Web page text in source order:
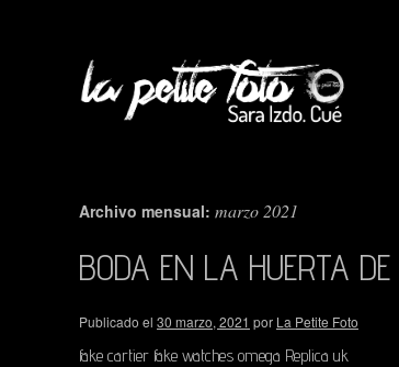
Archivo mensual: marzo 2021
BODA EN LA HUERTA
Publicado el 30 marzo, 2021 por La Petite Foto
fake cartier fake watches omega Replica uk